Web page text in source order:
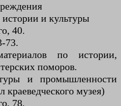
и культуры
40.
73.
по истории,
поморов.
и промышленности
музея)
78.